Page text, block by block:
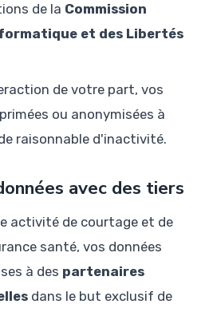
de la Commission
et des Libertés
de votre part, vos
ou anonymisées à
raisonnable d'inactivité.
avec des tiers
activité de courtage et de
santé, vos données
à des partenaires
dans le but exclusif de